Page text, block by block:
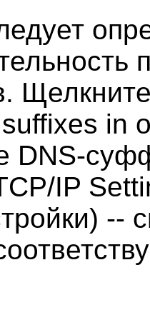
in
DNS-
IP
--